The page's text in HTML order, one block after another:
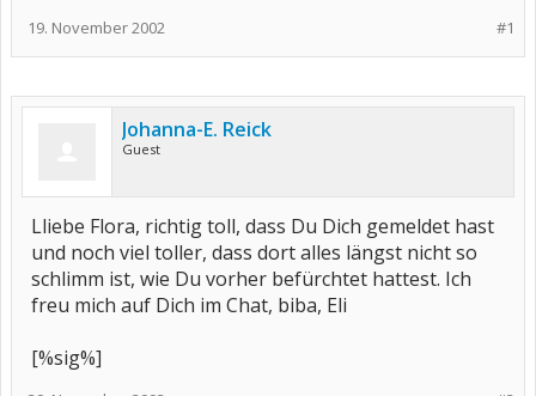
#1
19. November 2002
Johanna-E. Reick
Guest
Lliebe Flora, richtig toll, dass Du Dich gemeldet hast
und noch viel toller, dass dort alles längst nicht so
schlimm ist, wie Du vorher befürchtet hattest. Ich
freu mich auf Dich im Chat, biba, Eli
[%sig%]